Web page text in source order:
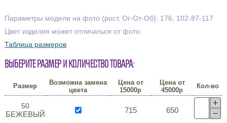
Параметры модели на фото (рост, Ог-От-Об): 176, 102-87-117
Цвет изделия может отличаться от фото
Таблица размеров
Выберите размер и количество товара:
Размер
Возможна замена
цвета
Цена от
15000р
Цена от
45000р
Кол-во
50
БЕЖЕВЫЙ 715 650